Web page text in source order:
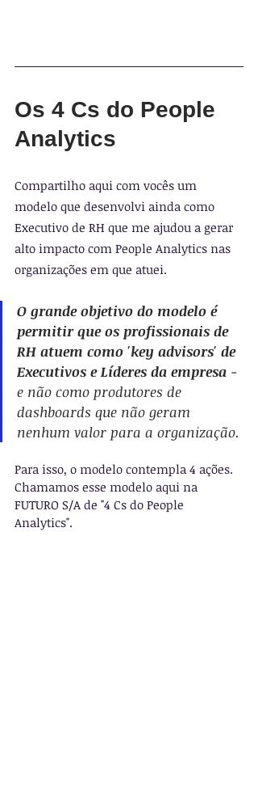
Os 4 Cs do People
Analytics
Compartilho aqui com vocês um
modelo que desenvolvi ainda como
Executivo de RH que me ajudou a gerar
alto impacto com People Analytics nas
organizações em que atuei.
O grande objetivo do modelo é
permitir que os profissionais de
RH atuem como 'key advisors' de
Executivos e Líderes da empresa -
e não como produtores de
dashboards que não geram
nenhum valor para a organização.
Para isso, o modelo contempla 4 ações.
Chamamos esse modelo aqui na
FUTURO S/A de "4 Cs do People
Analytics".